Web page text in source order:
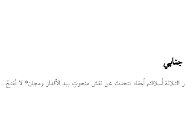
الثلاثة أسلافٌ، أحفاد تتحدث عن نقش منحوتٍ بيدِ الأقدار ومجان* لا تُفتحُ…